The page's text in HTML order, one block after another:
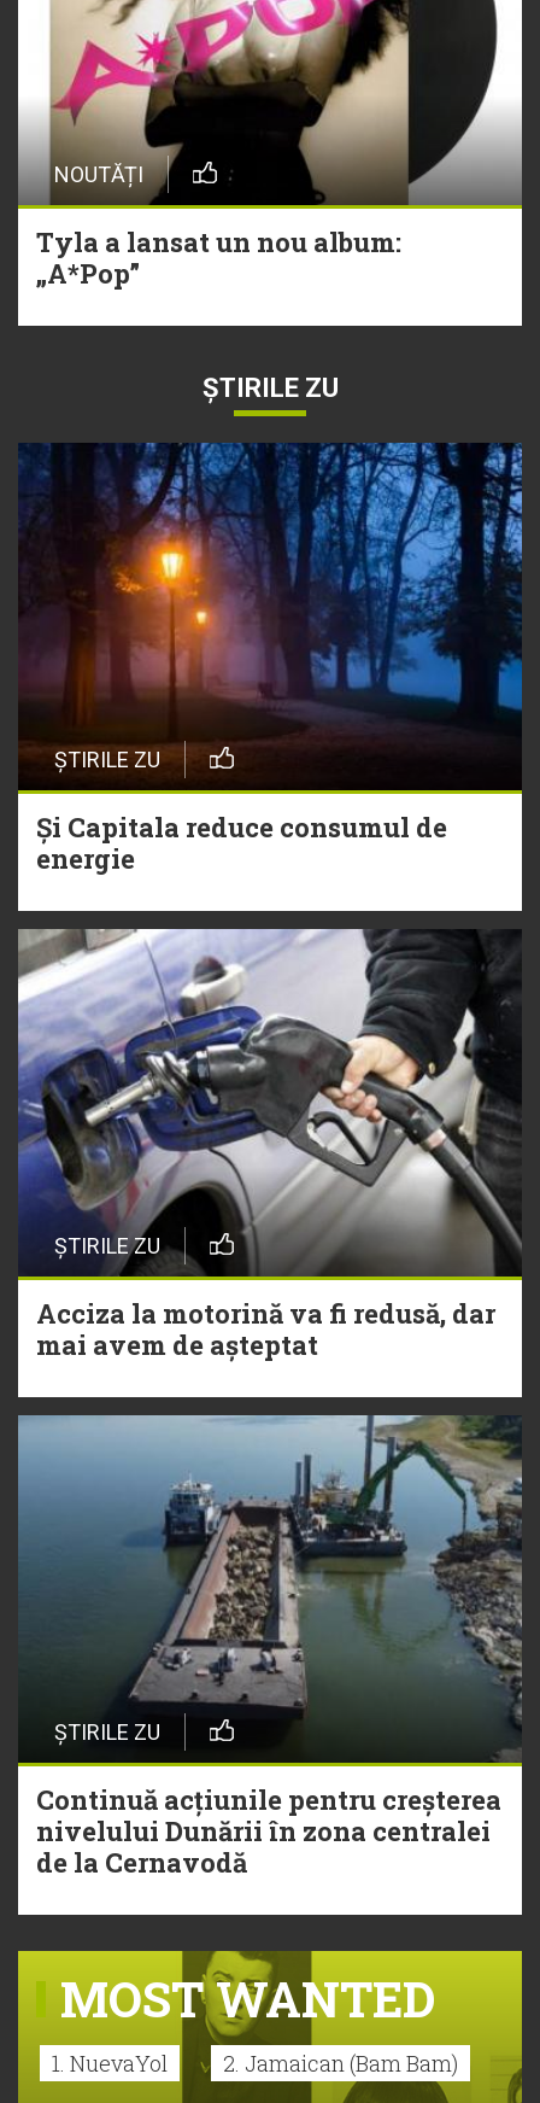
NOUTĂȚI
Tyla a lansat un nou album:
„A*Pop”
ȘTIRILE ZU
ȘTIRILE ZU
Și Capitala reduce consumul de
energie
ȘTIRILE ZU
Acciza la motorină va fi redusă, dar
mai avem de așteptat
ȘTIRILE ZU
Continuă acțiunile pentru creșterea
nivelului Dunării în zona centralei
de la Cernavodă
MOST WANTED
1. NuevaYol 2. Jamaican (Bam Bam)